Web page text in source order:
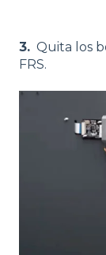
3. Quita los
FRS.